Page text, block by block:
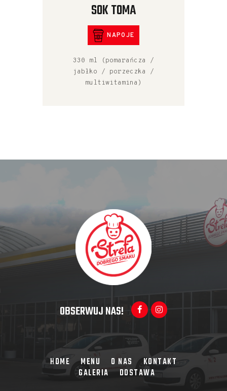
SOK TOMA
NAPOJE
330 ml (pomarańcza /
jabłko / porzeczka /
multiwitamina)
OBSERWUJ NAS!
HOME MENU O NAS
KONTAKT
GALERIA
DOSTAWA